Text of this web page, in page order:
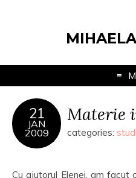
21
JAN
2009
Materie
categories:
Cu ajutorul Elenei, am